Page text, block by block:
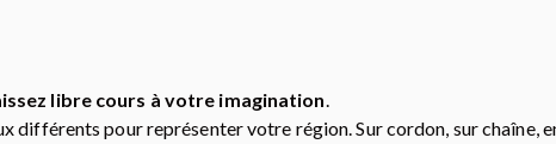
libre cours à votre imagination.
différents pour représenter votre région. Sur cordon, sur chaîne,